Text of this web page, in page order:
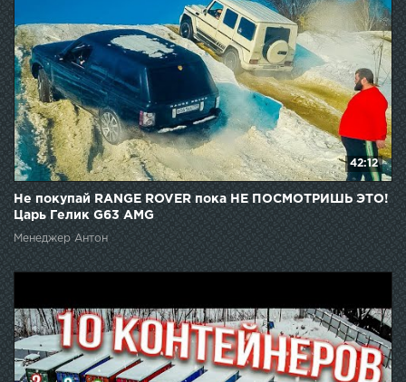
42:12
Не покупай RANGE ROVER пока НЕ ПОСМОТРИШЬ ЭТО!
Царь Гелик G63 AMG
Менеджер Антон